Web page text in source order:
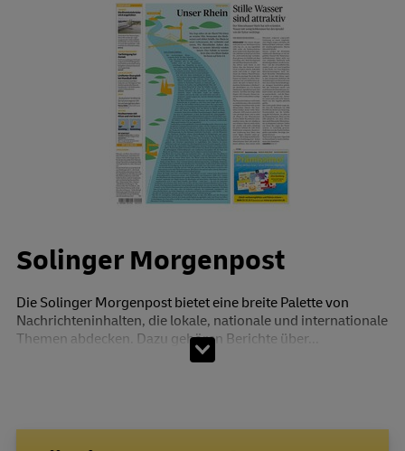
Solinger Morgenpost
Die Solinger Morgenpost bietet eine breite Palette von
Nachrichteninhalten, die lokale, nationale und internationale
Themen abdecken. Dazu gehören Berichte über...